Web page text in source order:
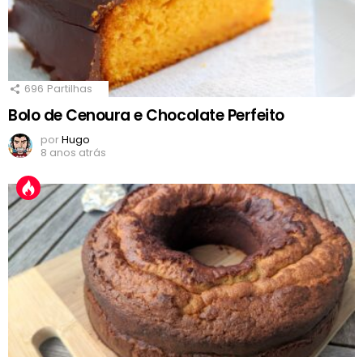
696 Partilhas
Bolo de Cenoura e Chocolate Perfeito
porHugo
8 anos atrás